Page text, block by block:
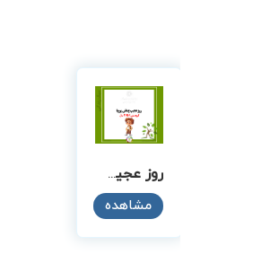
روز عجیب زندگی پوریا
مشاهده